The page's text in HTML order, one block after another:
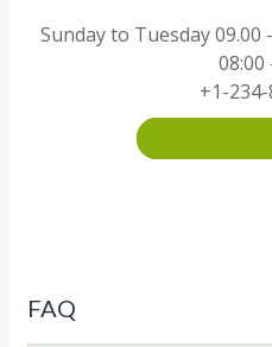
Sunday to Tuesday 09.00
08:00
+1-
FAQ